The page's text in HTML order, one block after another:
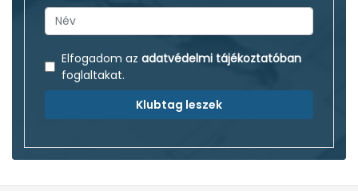
Elfogadom az adatvédelmi tájékoztatóban
foglaltakat.
Klubtag leszek